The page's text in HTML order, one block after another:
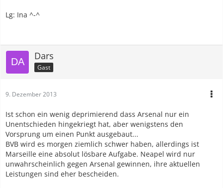
Lg: Ina ^-^
Dars
Gast
9. Dezember 2013
Ist schon ein wenig deprimierend dass Arsenal nur ein
Unentschieden hingekriegt hat, aber wenigstens den
Vorsprung um einen Punkt ausgebaut...
BVB wird es morgen ziemlich schwer haben, allerdings ist
Marseille eine absolut lösbare Aufgabe. Neapel wird nur
unwahrscheinlich gegen Arsenal gewinnen, ihre aktuellen
Leistungen sind eher bescheiden.